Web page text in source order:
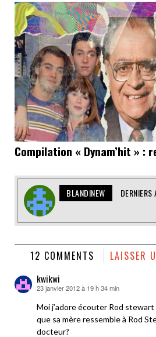
Compilation « Dynam’hit » :
BLANDINEW
12 COMMENTS LAISSER
kwikwi
dit :
23 janvier 2012 à 19 h 34 min
Moi j’adore écouter Rod stewart
que sa mère ressemble à Rod
docteur?